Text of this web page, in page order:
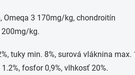
Omeqa 3 170mg/kg, chondroitín
kg.
tuky min. 8%, surová vláknina max.
fosfor 0,9%, vlhkosť 20%.